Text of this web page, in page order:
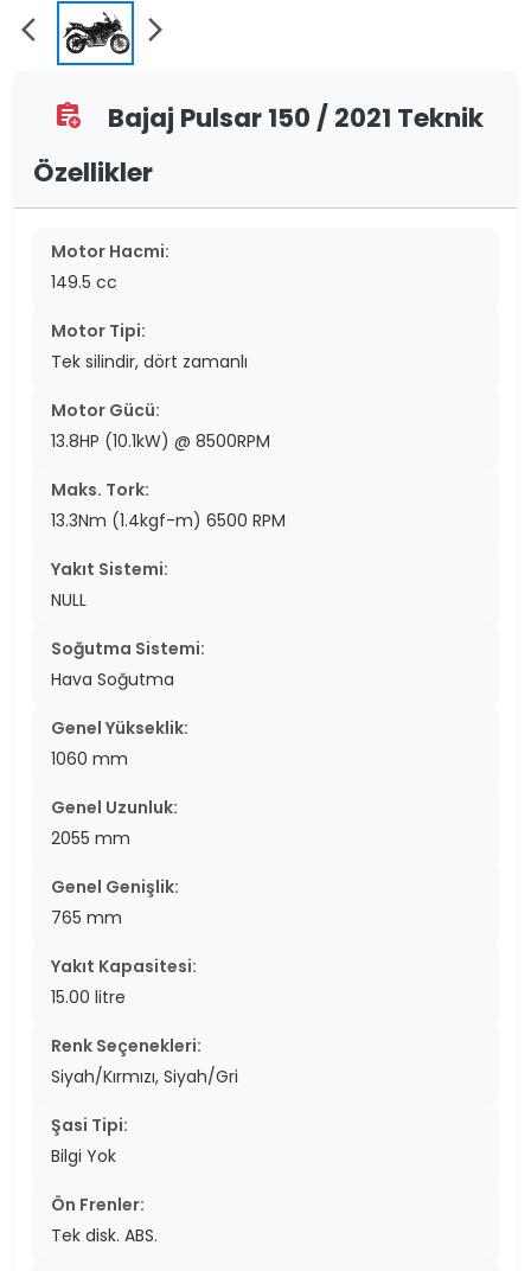
arrow_back_ios arrow_forward_ios
assignment_add
Bajaj Pulsar 150 / 2021 Teknik
Özellikler
Motor Hacmi:
149.5 cc
Motor Tipi:
Tek silindir, dört zamanlı
Motor Gücü:
13.8HP (10.1kW) @ 8500RPM
Maks. Tork:
13.3Nm (1.4kgf-m) 6500 RPM
Yakıt Sistemi:
NULL
Soğutma Sistemi:
Hava Soğutma
Genel Yükseklik:
1060 mm
Genel Uzunluk:
2055 mm
Genel Genişlik:
765 mm
Yakıt Kapasitesi:
15.00 litre
Renk Seçenekleri:
Siyah/Kırmızı, Siyah/Gri
Şasi Tipi:
Bilgi Yok
Ön Frenler:
Tek disk. ABS.